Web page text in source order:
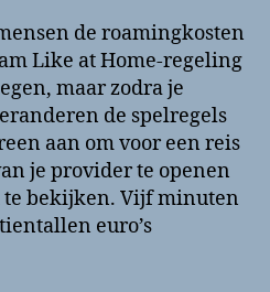
de roamingkosten
Like at Home-regeling
maar zodra je
de spelregels
aan om voor een reis
je provider te openen
bekijken. Vijf minuten
euro’s